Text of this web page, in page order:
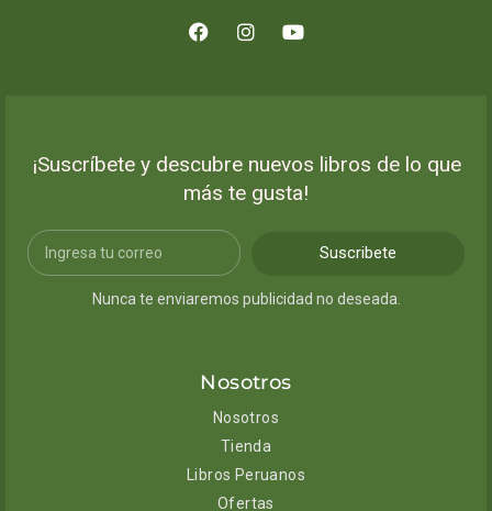
¡Suscríbete y descubre nuevos libros de lo que
más te gusta!
Suscribete
Nunca te enviaremos publicidad no deseada.
Nosotros
Nosotros
Tienda
Libros Peruanos
Ofertas